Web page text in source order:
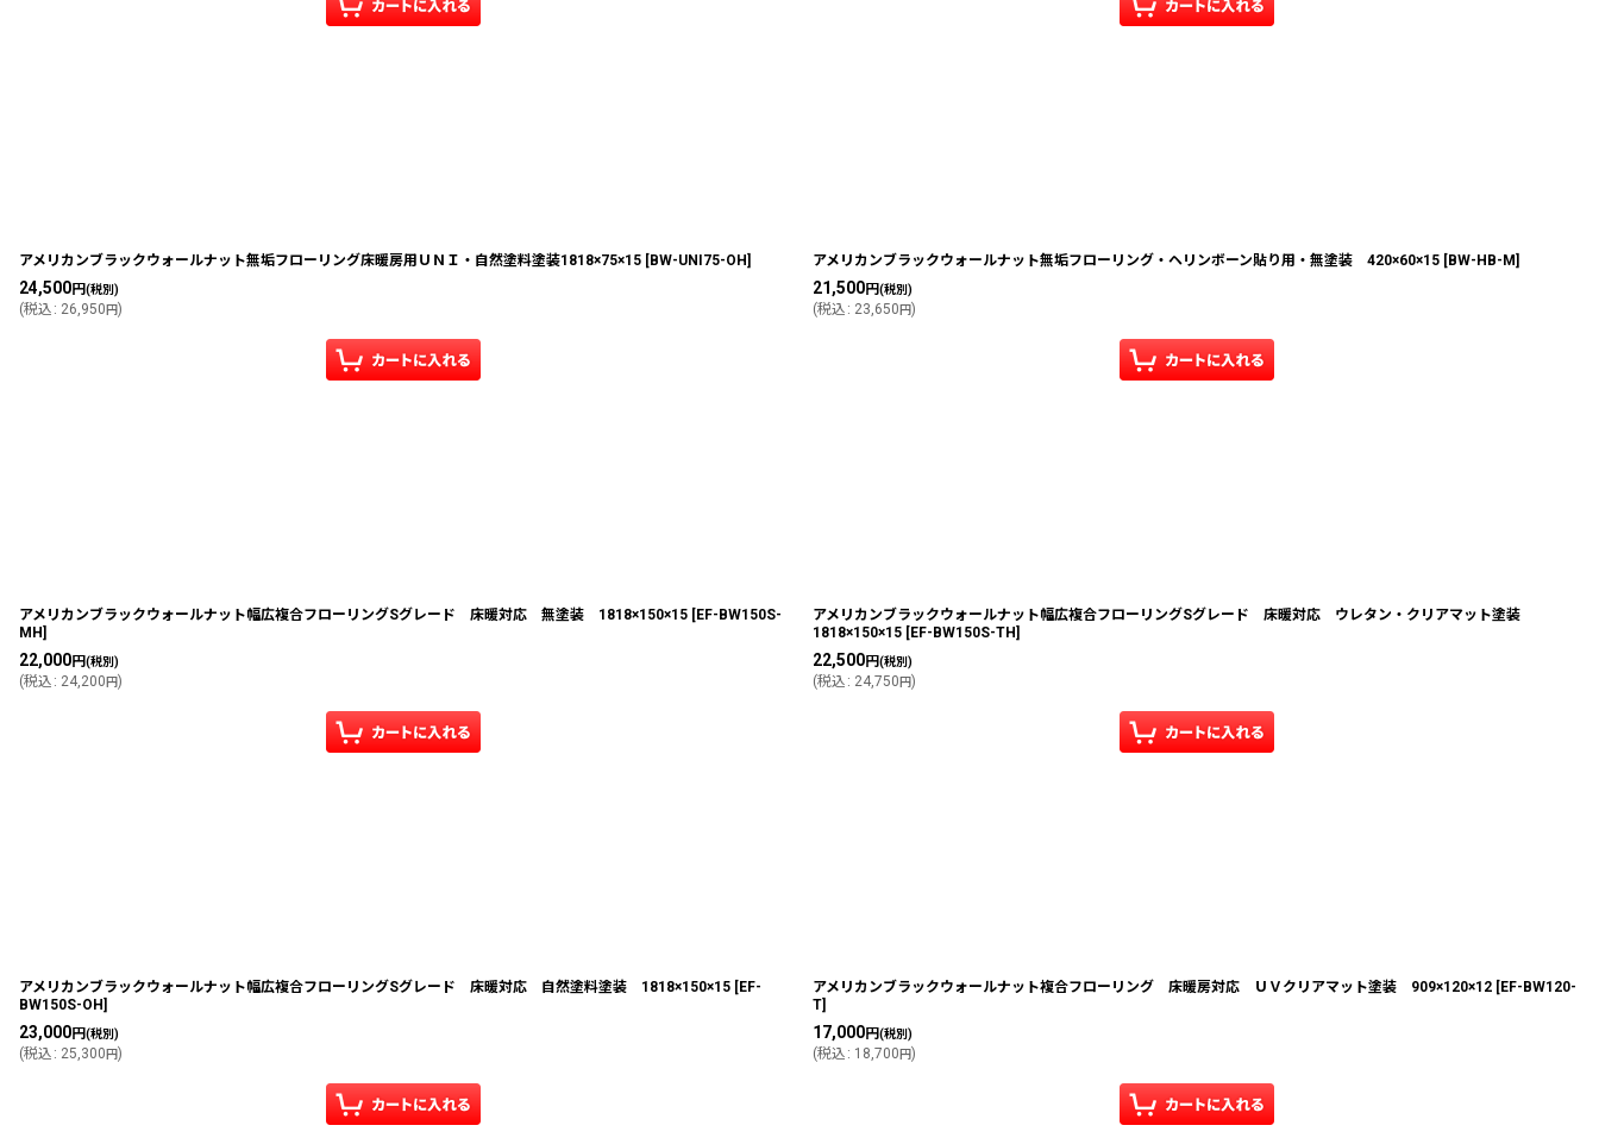
アメリカンブラックウォールナット無垢フローリング床暖房用ＵＮＩ・自然塗料塗装1818×75×15 [BW-UNI75-OH]
24,500円(税別)
(税込 : 26,950 円)
アメリカンブラックウォールナット無垢フローリング・ヘリンボーン貼り用・無塗装 420×60×15 [BW-HB-M]
21,500円(税別)
(税込 : 23,650 円)
アメリカンブラックウォールナット幅広複合フローリングSグレード 床暖対応 無塗装 1818×150×15 [EF-BW150S-
MH]
22,000円(税別)
(税込 : 24,200 円)
アメリカンブラックウォールナット幅広複合フローリングSグレード 床暖対応 ウレタン・クリアマット塗装
1818×150×15 [EF-BW150S-TH]
22,500円(税別)
(税込 : 24,750 円)
アメリカンブラックウォールナット幅広複合フローリングSグレード 床暖対応 自然塗料塗装 1818×150×15 [EF-
BW150S-OH]
23,000円(税別)
(税込 : 25,300 円)
アメリカンブラックウォールナット複合フローリング 床暖房対応 ＵＶクリアマット塗装 909×120×12 [EF-BW120-
T]
17,000円(税別)
(税込 : 18,700 円)